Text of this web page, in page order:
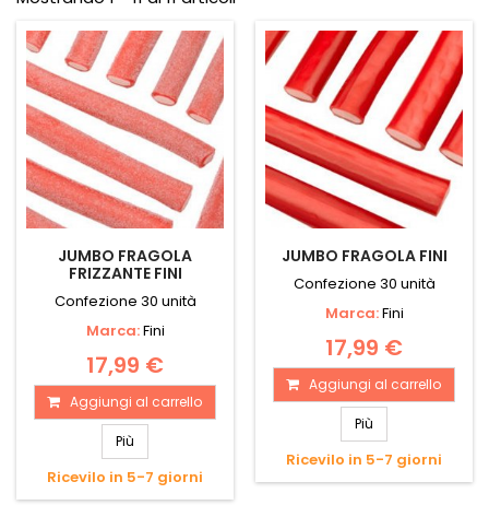
JUMBO FRAGOLA
FRIZZANTE FINI
Confezione 30 unità
Marca:Fini
17,99 €
Aggiungi al carrello
Più
Ricevilo in 5-7 giorni
JUMBO FRAGOLA FINI
Confezione 30 unità
Marca:Fini
17,99 €
Aggiungi al carrello
Più
Ricevilo in 5-7 giorni